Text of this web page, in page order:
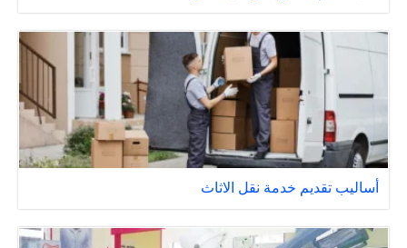
أساليب تقديم خدمة نقل الاثاث